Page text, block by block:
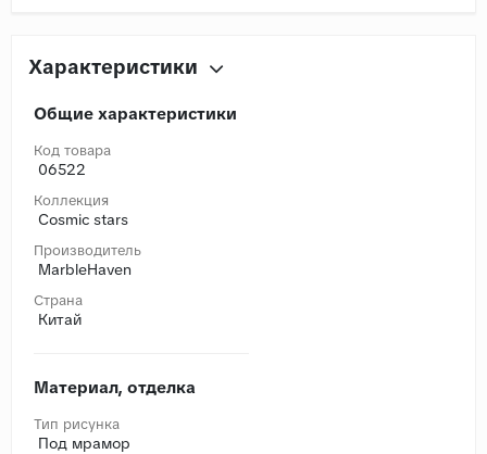
Характеристики
Общие характеристики
Код товара
06522
Коллекция
Cosmic stars
Производитель
MarbleHaven
Страна
Китай
Материал, отделка
Тип рисунка
Под мрамор